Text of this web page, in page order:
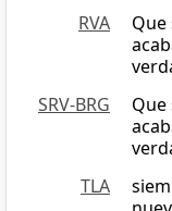
RVA
SRV-BRG
TLA